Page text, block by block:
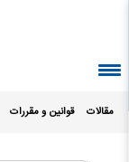
مقالات قوانین و مقررات